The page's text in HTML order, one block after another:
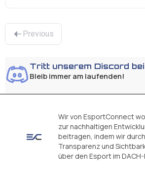
Tritt unserem Discord
Bleib immer am laufenden!
Previous
Wir von EsportConnect
zur nachhaltigen
beitragen, indem wir
Transparenz und
über den Esport im